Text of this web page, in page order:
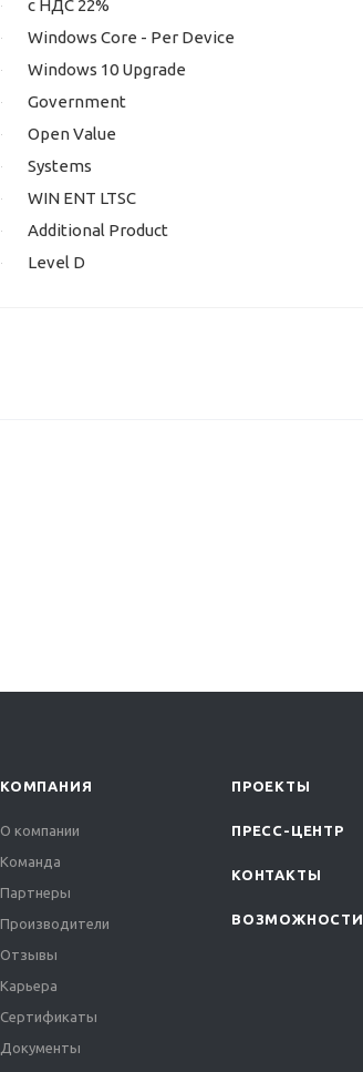
с НДС 22%
Windows Core - Per Device
Windows 10 Upgrade
Government
Open Value
Systems
WIN ENT LTSC
Additional Product
Level D
КОМПАНИЯ
О компании
Команда
Партнеры
Производители
Отзывы
Карьера
Сертификаты
Документы
ПРОЕКТЫ
ПРЕСС-ЦЕНТР
КОНТАКТЫ
ВОЗМОЖНОСТИ